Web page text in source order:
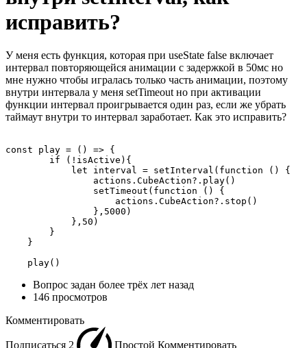
исправить?
У меня есть функция, которая при useState false включает
интервал повторяющейся анимации с задержкой в 50мс но
мне нужно чтобы игралась только часть анимации, поэтому
внутри интервала у меня setTimeout но при активации
функции интервал проигрывается один раз, если же убрать
таймаут внутри то интервал заработает. Как это исправить?
const play = () => {
        if (!isActive){
            let interval = setInterval(function () {
                actions.CubeAction?.play()
                setTimeout(function () {
                    actions.CubeAction?.stop()
                },5000)
            },50)
        }
    }
    play()
Вопрос задан более трёх лет назад
146 просмотров
Комментировать
Подписаться 2 Простой Комментировать